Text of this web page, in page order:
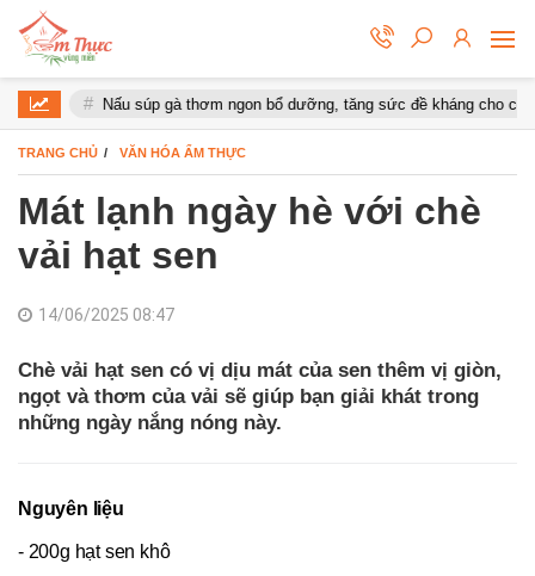
Nấu súp gà thơm ngon bổ dưỡng, tăng sức đề kháng cho cơ thể
TRANG CHỦ VĂN HÓA ẨM THỰC
Mát lạnh ngày hè với chè
vải hạt sen
14/06/2025 08:47
Chè vải hạt sen có vị dịu mát của sen thêm vị giòn,
ngọt và thơm của vải sẽ giúp bạn giải khát trong
những ngày nắng nóng này.
Nguyên liệu
- 200g hạt sen khô